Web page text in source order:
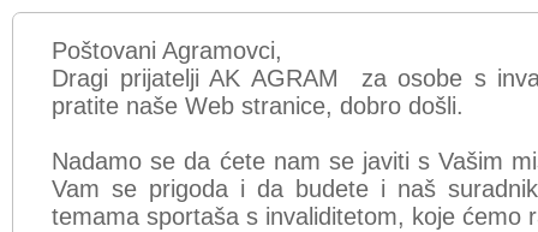
Poštovani Agramovci,
Dragi prijatelji AK AGRAM za osobe s
pratite naše Web stranice, dobro došli.
Nadamo se da ćete nam se javiti s Vašim
Vam se prigoda i da budete i naš
temama sportaša s invaliditetom, koje ćemo